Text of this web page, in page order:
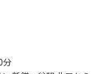
分